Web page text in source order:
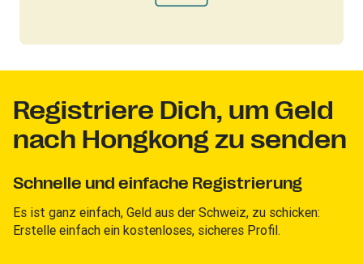
Registriere Dich, um Geld
nach Hongkong zu senden
Schnelle und einfache Registrierung
Es ist ganz einfach, Geld aus der Schweiz, zu schicken:
Erstelle einfach ein kostenloses, sicheres Profil.